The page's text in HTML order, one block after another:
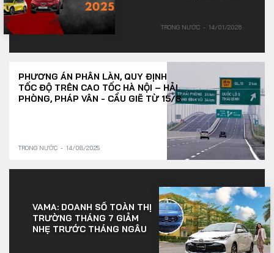
TRONG NƯỚC 14/01/2026
PHƯƠNG ÁN PHÂN LÀN, QUY ĐỊNH
TỐC ĐỘ TRÊN CAO TỐC HÀ NỘI – HẢI
PHÒNG, PHÁP VÂN - CẦU GIẼ TỪ 15/8
TRONG NƯỚC 14/08/2025
VAMA: DOANH SỐ TOÀN THỊ
TRƯỜNG THÁNG 7 GIẢM
NHẸ TRƯỚC THÁNG NGÂU